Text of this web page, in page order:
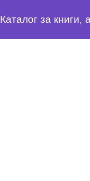
Каталог за книги,